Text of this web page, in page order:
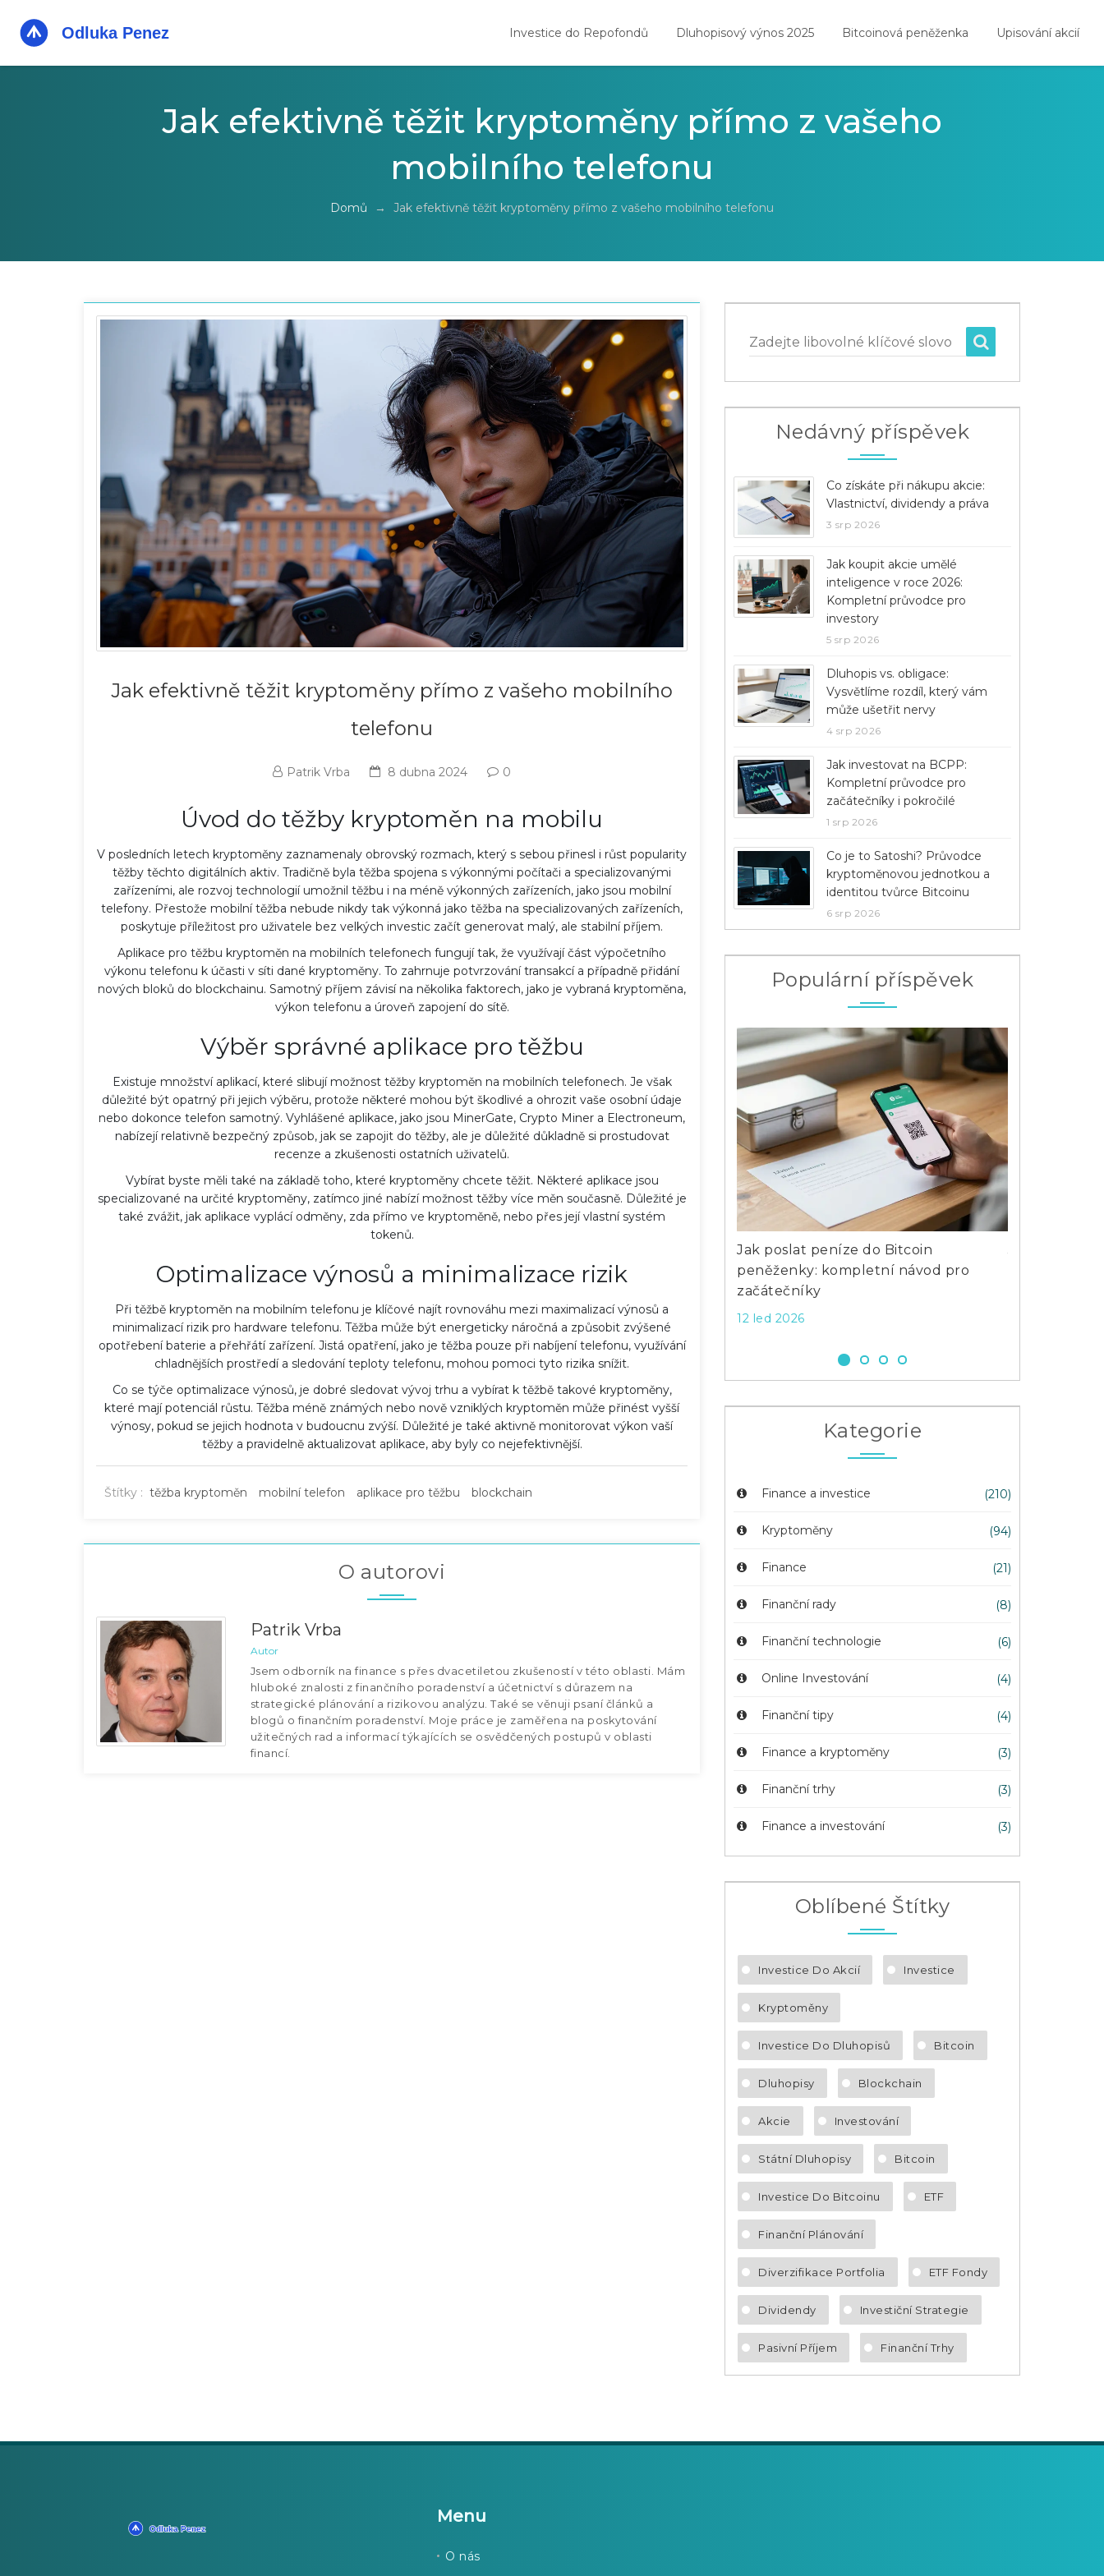
Investice do Repofondů Dluhopisový výnos 2025 Bitcoinová peněženka Upisování akcií
Jak efektivně těžit kryptoměny přímo z vašeho
mobilního telefonu
Domů → Jak efektivně těžit kryptoměny přímo z vašeho mobilního telefonu
Jak efektivně těžit kryptoměny přímo z vašeho mobilního
telefonu
Patrik Vrba 8 dubna 2024 0
Úvod do těžby kryptoměn na mobilu
V posledních letech kryptoměny zaznamenaly obrovský rozmach, který s sebou přinesl i růst popularity
těžby těchto digitálních aktiv. Tradičně byla těžba spojena s výkonnými počítači a specializovanými
zařízeními, ale rozvoj technologií umožnil těžbu i na méně výkonných zařízeních, jako jsou mobilní
telefony. Přestože mobilní těžba nebude nikdy tak výkonná jako těžba na specializovaných zařízeních,
poskytuje příležitost pro uživatele bez velkých investic začít generovat malý, ale stabilní příjem.
Aplikace pro těžbu kryptoměn na mobilních telefonech fungují tak, že využívají část výpočetního
výkonu telefonu k účasti v síti dané kryptoměny. To zahrnuje potvrzování transakcí a případně přidání
nových bloků do blockchainu. Samotný příjem závisí na několika faktorech, jako je vybraná kryptoměna,
výkon telefonu a úroveň zapojení do sítě.
Výběr správné aplikace pro těžbu
Existuje množství aplikací, které slibují možnost těžby kryptoměn na mobilních telefonech. Je však
důležité být opatrný při jejich výběru, protože některé mohou být škodlivé a ohrozit vaše osobní údaje
nebo dokonce telefon samotný. Vyhlášené aplikace, jako jsou MinerGate, Crypto Miner a Electroneum,
nabízejí relativně bezpečný způsob, jak se zapojit do těžby, ale je důležité důkladně si prostudovat
recenze a zkušenosti ostatních uživatelů.
Vybírat byste měli také na základě toho, které kryptoměny chcete těžit. Některé aplikace jsou
specializované na určité kryptoměny, zatímco jiné nabízí možnost těžby více měn současně. Důležité je
také zvážit, jak aplikace vyplácí odměny, zda přímo ve kryptoměně, nebo přes její vlastní systém
tokenů.
Optimalizace výnosů a minimalizace rizik
Při těžbě kryptoměn na mobilním telefonu je klíčové najít rovnováhu mezi maximalizací výnosů a
minimalizací rizik pro hardware telefonu. Těžba může být energeticky náročná a způsobit zvýšené
opotřebení baterie a přehřátí zařízení. Jistá opatření, jako je těžba pouze při nabíjení telefonu, využívání
chladnějších prostředí a sledování teploty telefonu, mohou pomoci tyto rizika snížit.
Co se týče optimalizace výnosů, je dobré sledovat vývoj trhu a vybírat k těžbě takové kryptoměny,
které mají potenciál růstu. Těžba méně známých nebo nově vzniklých kryptoměn může přinést vyšší
výnosy, pokud se jejich hodnota v budoucnu zvýší. Důležité je také aktivně monitorovat výkon vaší
těžby a pravidelně aktualizovat aplikace, aby byly co nejefektivnější.
Štítky : těžba kryptoměn mobilní telefon aplikace pro těžbu blockchain
O autorovi
Patrik Vrba
Autor
Jsem odborník na finance s přes dvacetiletou zkušeností v této oblasti. Mám
hluboké znalosti z finančního poradenství a účetnictví s důrazem na
strategické plánování a rizikovou analýzu. Také se věnuji psaní článků a
blogů o finančním poradenství. Moje práce je zaměřena na poskytování
užitečných rad a informací týkajících se osvědčených postupů v oblasti
financí.
Zadejte libovolné klíčové slovo
Nedávný příspěvek
Co získáte při nákupu akcie:
Vlastnictví, dividendy a práva
3 srp 2026
Jak koupit akcie umělé
inteligence v roce 2026:
Kompletní průvodce pro
investory
5 srp 2026
Dluhopis vs. obligace:
Vysvětlíme rozdíl, který vám
může ušetřit nervy
4 srp 2026
Jak investovat na BCPP:
Kompletní průvodce pro
začátečníky i pokročilé
1 srp 2026
Co je to Satoshi? Průvodce
kryptoměnovou jednotkou a
identitou tvůrce Bitcoinu
6 srp 2026
Populární příspěvek
dluhopisů a získat zisk
Jak poslat peníze do Bitcoin
peněženky: kompletní návod pro
začátečníky
12 led 2026
Kategorie
Finance a investice (210)
Kryptoměny (94)
Finance (21)
Finanční rady (8)
Finanční technologie (6)
Online Investování (4)
Finanční tipy (4)
Finance a kryptoměny (3)
Finanční trhy (3)
Finance a investování (3)
Oblíbené Štítky
Investice Do Akcií Investice
Kryptoměny
Investice Do Dluhopisů Bitcoin
Dluhopisy Blockchain
Akcie Investování
Státní Dluhopisy Bitcoin
Investice Do Bitcoinu ETF
Finanční Plánování
Diverzifikace Portfolia ETF Fondy
Dividendy Investiční Strategie
Pasivní Příjem Finanční Trhy
Menu
O nás